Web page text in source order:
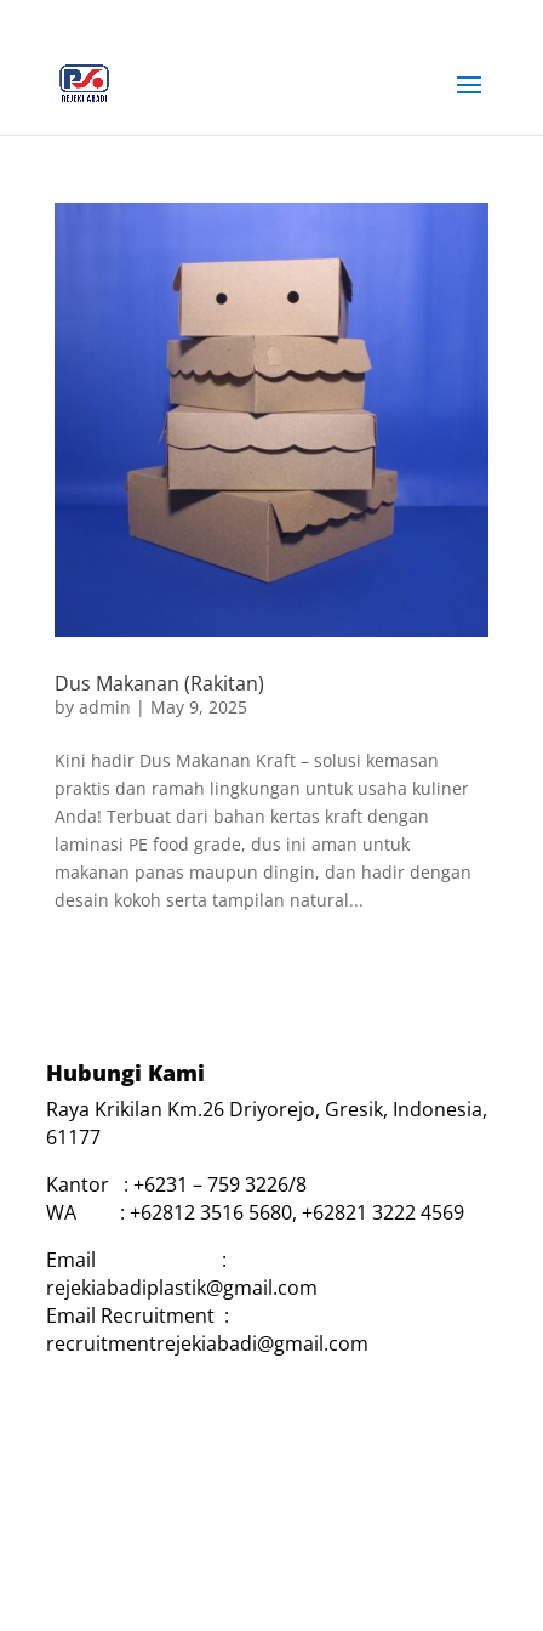
Dus Makanan (Rakitan)
by admin | May 9, 2025
Kini hadir Dus Makanan Kraft – solusi kemasan
praktis dan ramah lingkungan untuk usaha kuliner
Anda! Terbuat dari bahan kertas kraft dengan
laminasi PE food grade, dus ini aman untuk
makanan panas maupun dingin, dan hadir dengan
desain kokoh serta tampilan natural...
Hubungi Kami
Raya Krikilan Km.26 Driyorejo, Gresik, Indonesia,
61177
Kantor : +6231 – 759 3226/8
WA : +62812 3516 5680, +62821 3222 4569
Email :
rejekiabadiplastik@gmail.com
Email Recruitment :
recruitmentrejekiabadi@gmail.com